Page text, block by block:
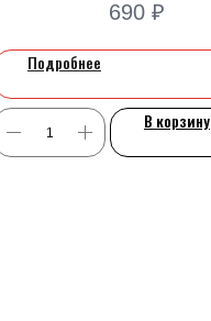
690 ₽
Подробнее
В корзину